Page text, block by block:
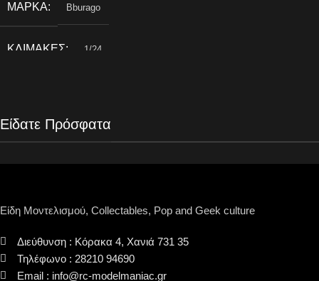
ΜΆΡΚΑ Bburago
ΚΛΊΜΑΚΕΣ 1/24
Είδατε Πρόσφατα
Είδη Μοντελισμού, Collectables, Pop and Geek culture
Διεύθυνση : Κόρακα 4, Χανιά 731 35
Τηλέφωνο : 28210 94690
Email : info@rc-modelmaniac.gr